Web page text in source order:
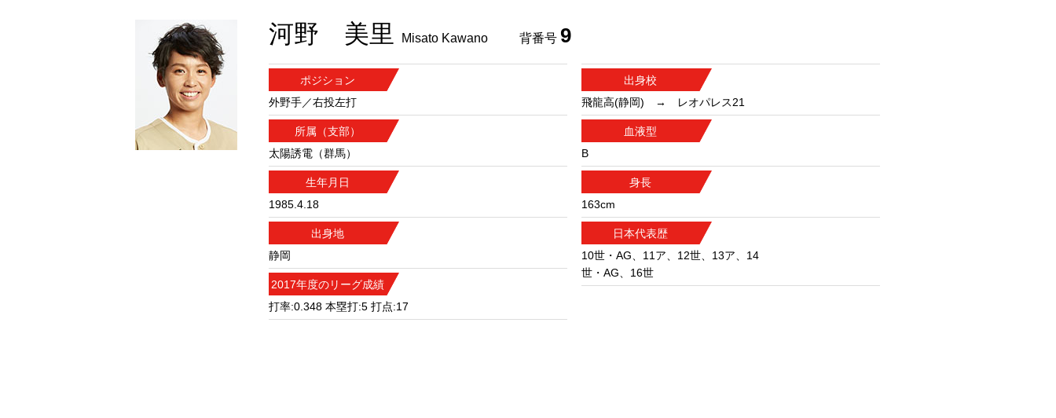
河野 美里 Misato Kawano 背番号 9
ポジション
外野手／右投左打
所属（支部）
太陽誘電（群馬）
生年月日
1985.4.18
出身地
静岡
2017年度のリーグ成績
打率:0.348 本塁打:5 打点:17
出身校
飛龍高(静岡) → レオパレス21
血液型
B
身長
163cm
日本代表歴
10世・AG、11ア、12世、13ア、14
世・AG、16世